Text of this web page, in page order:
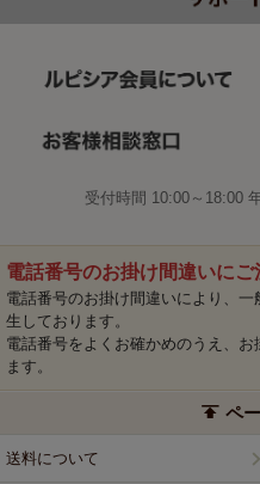
受付時間 10:00～18:00
電話番号のお掛け間違いに
電話番号のお掛け間違いにより、
生しております。
電話番号をよくお確かめのうえ、
ます。
ペ
送料について